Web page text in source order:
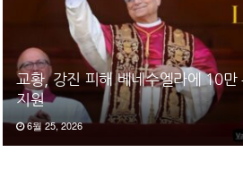
교황, 강진 피해 베네수엘라에 10만
지원
6월 25, 2026